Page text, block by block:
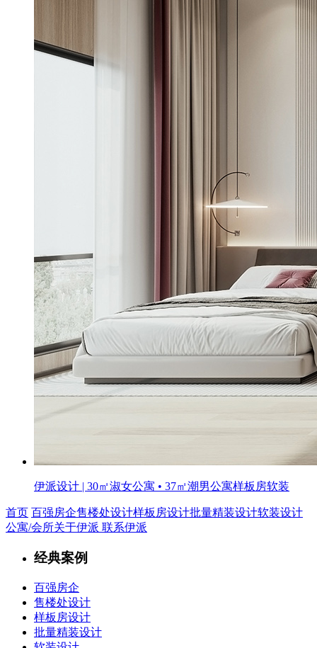
伊派设计 | 30㎡淑女公寓 • 37㎡潮男公寓样板房软装
首页 百强房企售楼处设计样板房设计批量精装设计软装设计
公寓/会所关于伊派 联系伊派
经典案例
百强房企
售楼处设计
样板房设计
批量精装设计